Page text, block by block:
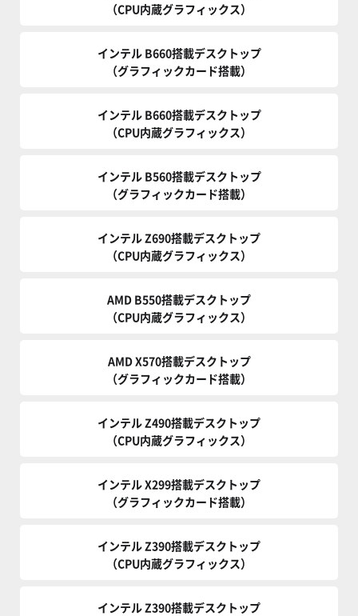
（CPU内蔵グラフィックス）
インテル B660搭載デスクトップ
（グラフィックカード搭載）
インテル B660搭載デスクトップ
（CPU内蔵グラフィックス）
インテル B560搭載デスクトップ
（グラフィックカード搭載）
インテル Z690搭載デスクトップ
（CPU内蔵グラフィックス）
AMD B550搭載デスクトップ
（CPU内蔵グラフィックス）
AMD X570搭載デスクトップ
（グラフィックカード搭載）
インテル Z490搭載デスクトップ
（CPU内蔵グラフィックス）
インテル X299搭載デスクトップ
（グラフィックカード搭載）
インテル Z390搭載デスクトップ
（CPU内蔵グラフィックス）
インテル Z390搭載デスクトップ